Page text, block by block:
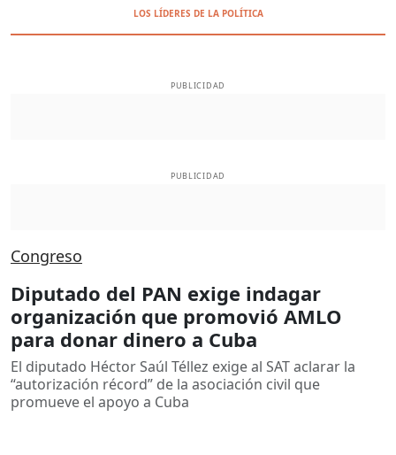
LOS LÍDERES DE LA POLÍTICA
PUBLICIDAD
PUBLICIDAD
Congreso
Diputado del PAN exige indagar
organización que promovió AMLO
para donar dinero a Cuba
El diputado Héctor Saúl Téllez exige al SAT aclarar la
“autorización récord” de la asociación civil que
promueve el apoyo a Cuba